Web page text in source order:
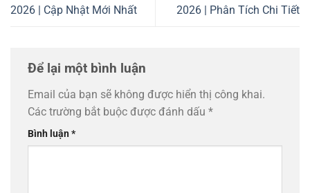
2026 | Cập Nhật Mới Nhất
2026 | Phân Tích Chi Tiết
Để lại một bình luận
Email của bạn sẽ không được hiển thị công khai.
Các trường bắt buộc được đánh dấu *
Bình luận*